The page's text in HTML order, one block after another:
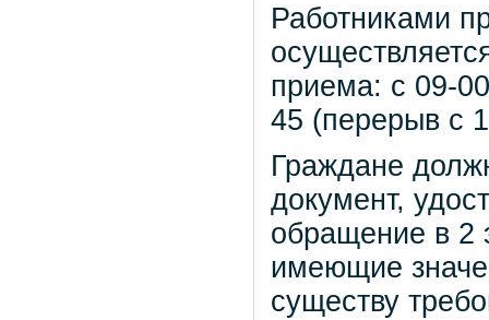
Работниками
приема: с 09-
45 (перерыв с
Граждане
документ,
обращение в 2
имеющие
существу